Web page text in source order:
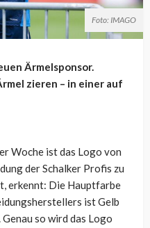
Foto: IMAGO
Ärmelsponsor.
zieren – in einer auf
Woche ist das Logo von
der Schalker Profis zu
erkennt: Die Hauptfarbe
ist Gelb
so wird das Logo